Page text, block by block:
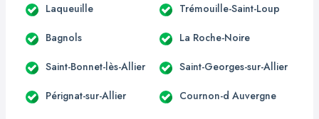
Laqueuille Trémouille-Saint-Loup
Bagnols La Roche-Noire
Saint-Bonnet-lès-Allier Saint-Georges-sur-Allier
Pérignat-sur-Allier Cournon-d Auvergne